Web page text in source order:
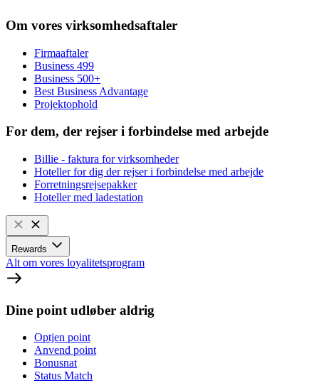
Om vores virksomhedsaftaler
Firmaaftaler
Business 499
Business 500+
Best Business Advantage
Projektophold
For dem, der rejser i forbindelse med arbejde
Billie - faktura for virksomheder
Hoteller for dig der rejser i forbindelse med arbejde
Forretningsrejsepakker
Hoteller med ladestation
Rewards
Alt om vores loyalitetsprogram
Dine point udløber aldrig
Optjen point
Anvend point
Bonusnat
Status Match